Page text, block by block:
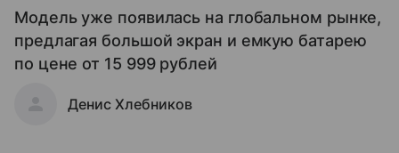
Модель уже появилась на глобальном рынке,
предлагая большой экран и емкую батарею
по цене от 15 999 рублей
Денис Хлебников